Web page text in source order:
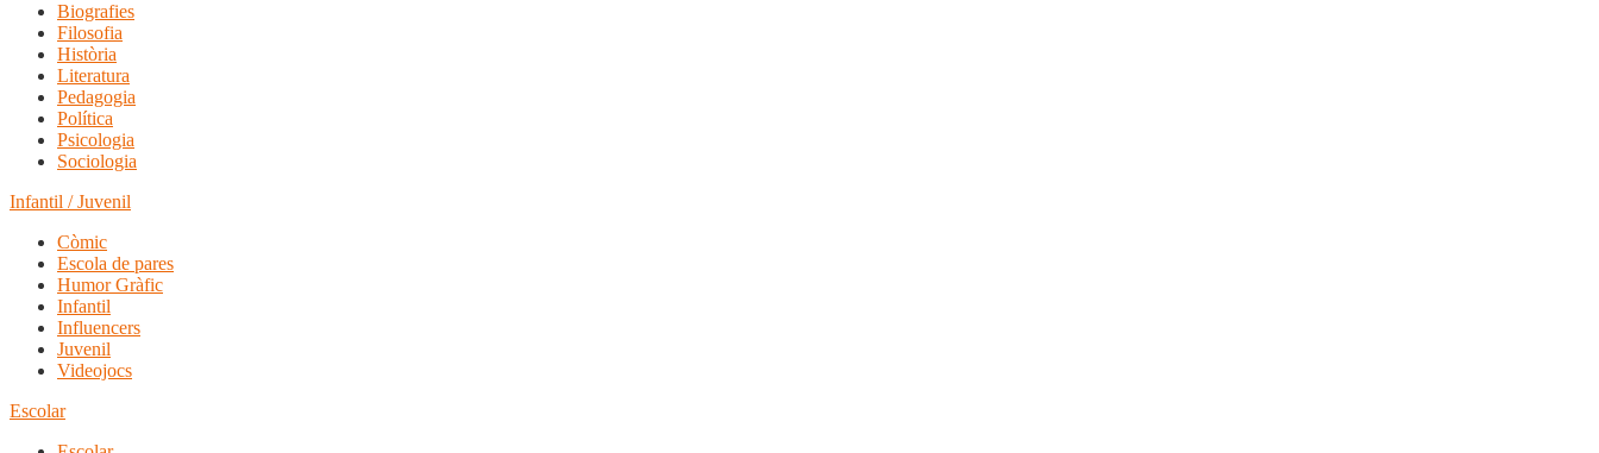
Biografies
Filosofia
Història
Literatura
Pedagogia
Política
Psicologia
Sociologia
Infantil / Juvenil
Còmic
Escola de pares
Humor Gràfic
Infantil
Influencers
Juvenil
Videojocs
Escolar